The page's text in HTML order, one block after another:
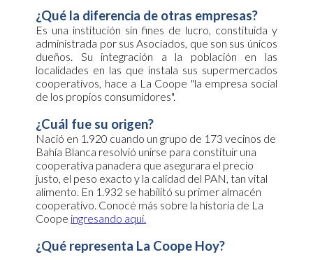
¿Qué la diferencia de otras empresas?
Es una institución sin fines de lucro, constituida y
administrada por sus Asociados, que son sus únicos
dueños. Su integración a la población en las
localidades en las que instala sus supermercados
cooperativos, hace a La Coope "la empresa social
de los propios consumidores".
¿Cuál fue su origen?
Nació en 1.920 cuando un grupo de 173 vecinos de
Bahía Blanca resolvió unirse para constituir una
cooperativa panadera que asegurara el precio
justo, el peso exacto y la calidad del PAN, tan vital
alimento. En 1.932 se habilitó su primer almacén
cooperativo. Conocé más sobre la historia de La
Coope ingresando aquí.
¿Qué representa La Coope Hoy?